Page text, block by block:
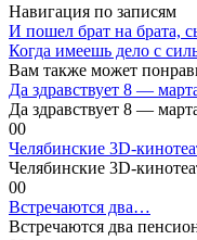
Навигация по записям
И пошел брат на брата,
Когда имеешь дело с
Вам также может
Да здравствует 8 —
Да здравствует 8 —
00
Челябинские 3D-
Челябинские 3D-
00
Встречаются два…
Встречаются два